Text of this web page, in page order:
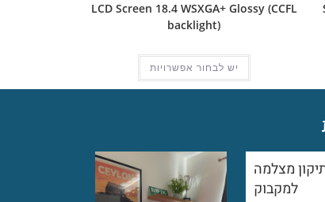
LCD Screen 18.4 WSXGA+ Glossy (CCFL
backlight)
יש לבחור אפשרויות
מצלמה
למקבוק